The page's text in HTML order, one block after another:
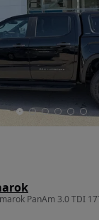
PanAm 3.0 TDI